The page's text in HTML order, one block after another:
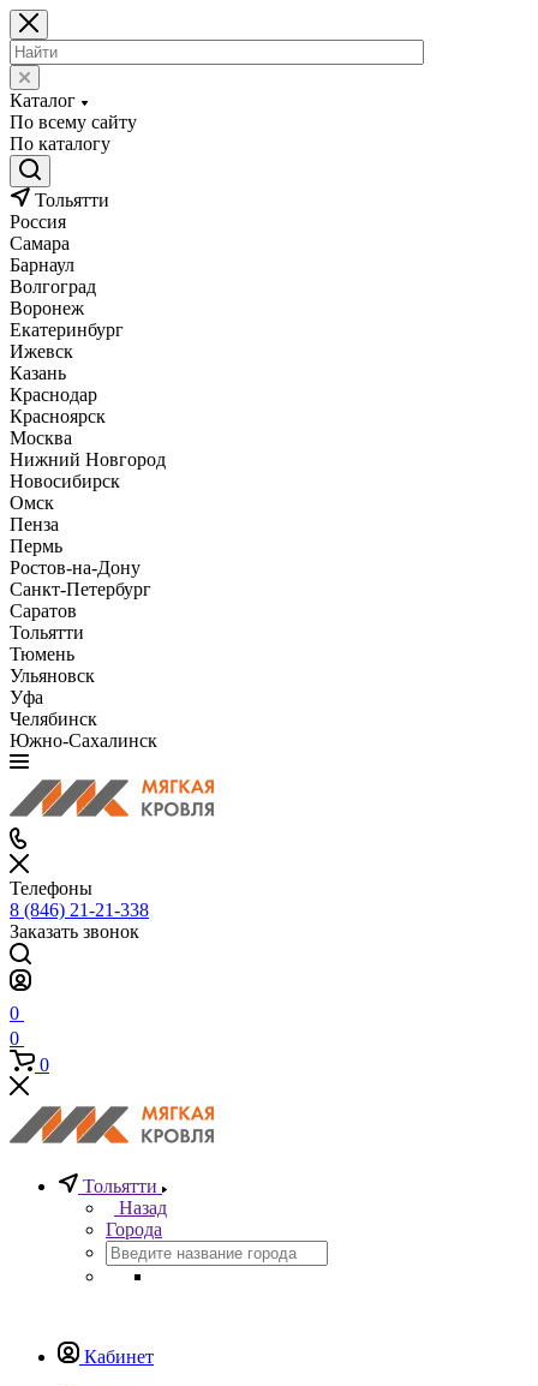
Каталог
По всему сайту
По каталогу
Тольятти
Россия
Самара
Барнаул
Волгоград
Воронеж
Екатеринбург
Ижевск
Казань
Краснодар
Красноярск
Москва
Нижний Новгород
Новосибирск
Омск
Пенза
Пермь
Ростов-на-Дону
Санкт-Петербург
Саратов
Тольятти
Тюмень
Ульяновск
Уфа
Челябинск
Южно-Сахалинск
Телефоны
8 (846) 21-21-338
Заказать звонок
0
0
0
Тольятти
Назад
Города
Кабинет